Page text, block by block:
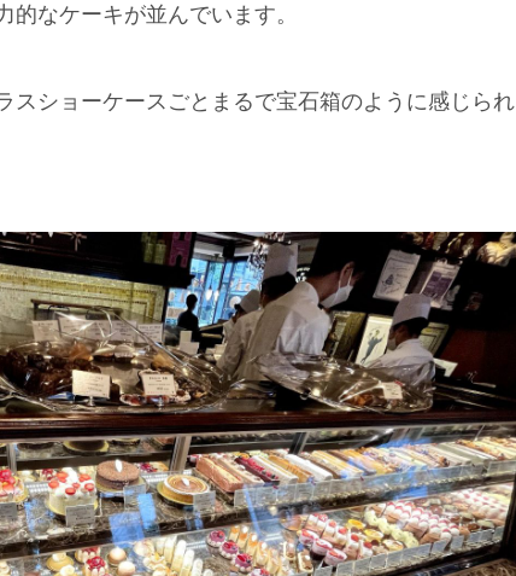
なケーキが並んでいます。
スショーケースごとまるで宝石箱のように感じられ